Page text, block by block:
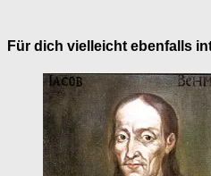
Für dich vielleicht ebenfalls